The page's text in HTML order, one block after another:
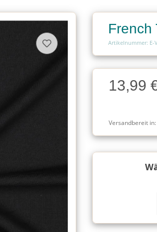
French
Artikelnummer: E-
Charge
Charge13,99
Versandbereit in: